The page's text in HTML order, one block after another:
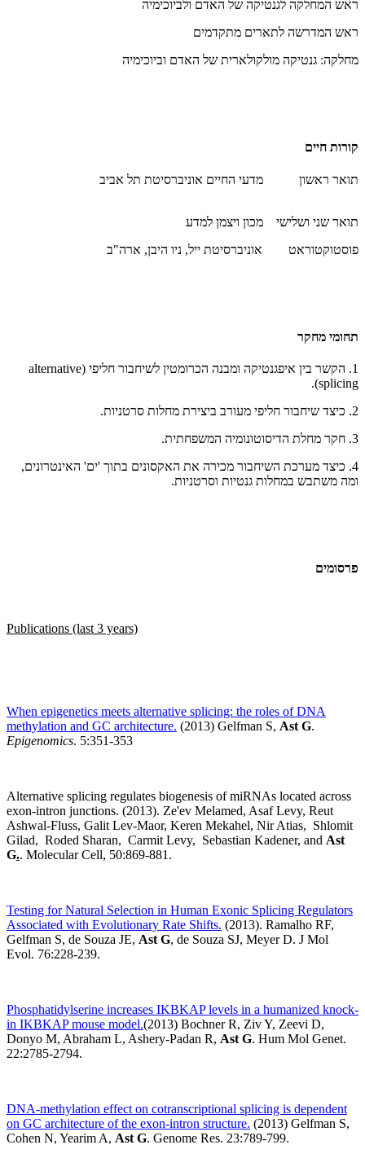
ראש המחלקה לגנטיקה של האדם ולביוכימיה
ראש המדרשה לתארים מתקדמים
מחלקה: גנטיקה מולקולארית של האדם וביוכימיה
קורות חיים
תואר ראשון מדעי החיים אוניברסיטת תל אביב
תואר שני ושלישי מכון ויצמן למדע
פוסטוקטוראט אוניברסיטת ייל, ניו היבן, ארה"ב
תחומי מחקר
1. הקשר בין איפגנטיקה ומבנה הכרומטין לשיחבור חליפי (
alternative
splicing
).
2. כיצד שיחבור חליפי מעורב ביצירת מחלות סרטניות.
3. חקר מחלת הדיסוטונומיה המשפחתית.
4. כיצד מערכת השיחבור מכירה את האקסונים בתוך 'ים' האינטרונים,
ומה משתבש במחלות גנטיות וסרטניות.
פרסומים
Publications (last 3 years)
When epigenetics meets alternative splicing: the roles of DNA
methylation and GC architecture. (2013) Gelfman S, Ast G.
Epigenomics. 5:351-353
Alternative splicing regulates biogenesis of miRNAs located across
exon-intron junctions. (2013). Ze'ev Melamed, Asaf Levy, Reut
Ashwal-Fluss, Galit Lev-Maor, Keren Mekahel, Nir Atias, Shlomit
Gilad, Roded Sharan, Carmit Levy, Sebastian Kadener, and Ast
G.. Molecular Cell, 50:869-881.
Testing for Natural Selection in Human Exonic Splicing Regulators
Associated with Evolutionary Rate Shifts. (2013). Ramalho RF,
Gelfman S, de Souza JE, Ast G, de Souza SJ, Meyer D. J Mol
Evol. 76:228-239.
Phosphatidylserine increases IKBKAP levels in a humanized knock-
in IKBKAP mouse model.(2013) Bochner R, Ziv Y, Zeevi D,
Donyo M, Abraham L, Ashery-Padan R, Ast G. Hum Mol Genet.
22:2785-2794.
DNA-methylation effect on cotranscriptional splicing is dependent
on GC architecture of the exon-intron structure. (2013) Gelfman S,
Cohen N, Yearim A, Ast G. Genome Res. 23:789-799.